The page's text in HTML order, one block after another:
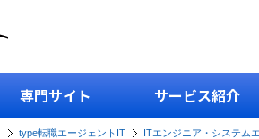
専門サイト サービス紹介
type転職エージェントIT ITエンジニア・システム